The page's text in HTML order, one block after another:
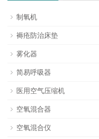
制氧机
褥疮防治床垫
雾化器
简易呼吸器
医用空气压缩机
空氧混合器
空氧混合仪